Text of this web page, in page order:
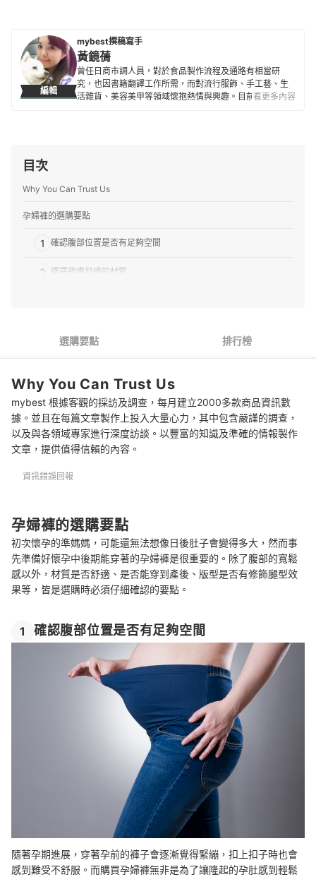
編輯
mybest撰稿寫手
黃鏡蒨
曾任日商市調人員，對於食品製作流程及通路有相當研
究，也因書籍翻譯工作所需，而對流行服飾、手工藝、生
活雜貨、美容美甲等領域懷抱熱情與興趣。目前為專職翻
看更多內容
目次
Why You Can Trust Us
孕婦褲的選購要點
1 確認腹部位置是否有足夠空間
2 選擇親膚舒適的材質
推薦十大孕婦褲人氣排行榜
平常穿的衣物也能變身為孕婦裝
準備孕婦內褲，讓腹部更舒適
總結
選購要點 排行榜
Why You Can Trust Us
mybest 根據客觀的採訪及調查，每月建立2000多款商品資訊數
據。並且在每篇文章製作上投入大量心力，其中包含嚴謹的調查，
以及與各領域專家進行深度訪談。以豐富的知識及準確的情報製作
文章，提供值得信賴的內容。
資訊錯誤回報
孕婦褲的選購要點
初次懷孕的準媽媽，可能還無法想像日後肚子會變得多大，然而事
先準備好懷孕中後期能穿著的孕婦褲是很重要的。除了腹部的寬鬆
感以外，材質是否舒適、是否能穿到產後、版型是否有修飾腿型效
果等，皆是選購時必須仔細確認的要點。
1 確認腹部位置是否有足夠空間
隨著孕期進展，穿著孕前的褲子會逐漸覺得緊繃，扣上扣子時也會
感到難受不舒服。而購買孕婦褲無非是為了讓隆起的孕肚感到輕鬆